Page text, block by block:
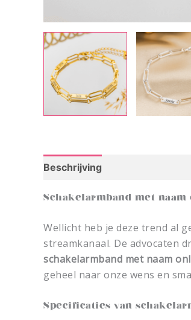
Beschrijving
Schakelarmband met
Wellicht heb je deze trend al
streamkanaal. De advocaten
schakelarmband met naam
geheel naar onze wens en
Specificaties van